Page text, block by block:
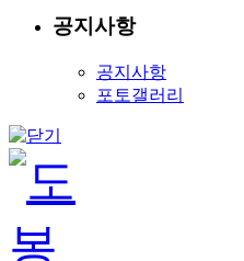
공지사항
공지사항
포토갤러리